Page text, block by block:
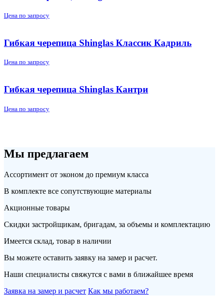
Цена по запросу
Гибкая черепица Shinglas Классик Кадриль
Цена по запросу
Гибкая черепица Shinglas Кантри
Цена по запросу
Мы предлагаем
Ассортимент от эконом до премиум класса
В комплекте все сопутствующие материалы
Акционные товары
Скидки застройщикам, бригадам, за объемы и комплектацию
Имеется склад, товар в наличии
Вы можете оставить заявку на замер и расчет.
Наши специалисты свяжутся с вами в ближайшее время
Заявка на замер и расчет Как мы работаем?